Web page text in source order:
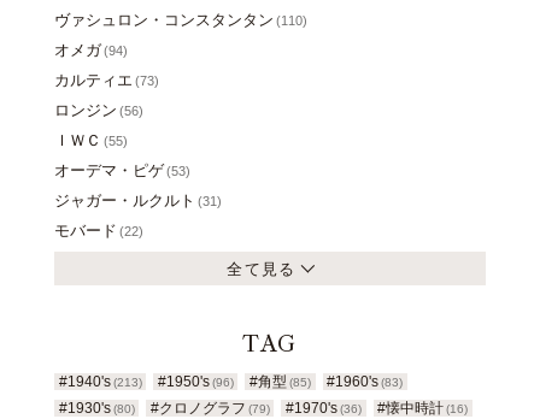
ヴァシュロン・コンスタンタン (110)
オメガ(94)
カルティエ (73)
ロンジン (56)
ＩＷＣ (55)
オーデマ・ピゲ(53)
ジャガー・ルクルト (31)
モバード (22)
全て見る
TAG
#1940's (213) #1950's(96) #角型 (85) #1960's (83)
#1930's (80) #クロノグラフ (79) #1970's(36) #懐中時計 (16)